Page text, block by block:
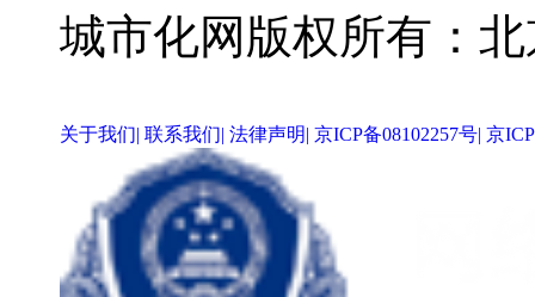
城市化网版权所有：
关于我们| 联系我们| 法律声明| 京ICP备08102257号| 京